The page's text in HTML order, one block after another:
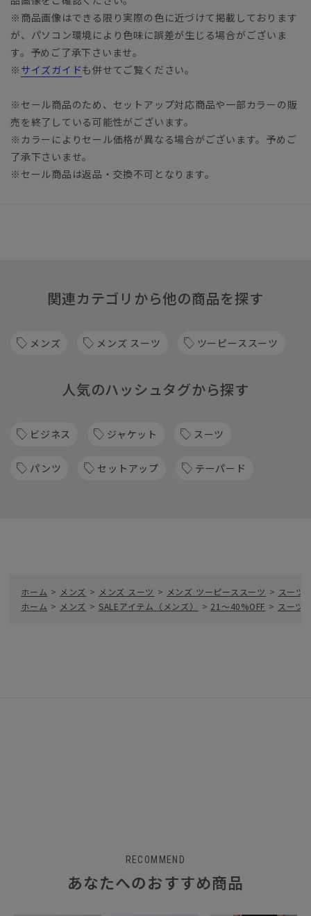
※商品画像はできる限り実際の色に近づけて掲載しております
が、パソコン環境により色味に誤差が生じる場合がございま
す。予めご了承下さいませ。
※ サイズガイドも併せてご覧ください。
※セール商品のため、セットアップ対応商品や一部カラーの販
売を終了している可能性がございます。
※カラーによりセール価格が異なる場合がございます。予めご
了承下さいませ。
※セール商品は返品・交換不可となります。
関連カテゴリから他の商品を探す
メンズ メンズ スーツ ツーピーススーツ
人気のハッシュタグから探す
ビジネス ジャケット スーツ
パンツ セットアップ テーパード
ホーム > メンズ > メンズ スーツ > メンズ ツーピーススーツ > スーツ
ホーム > メンズ > SALEアイテム（メンズ） > 21～40%OFF > スーツ
RECOMMEND
あなたへのおすすめ商品